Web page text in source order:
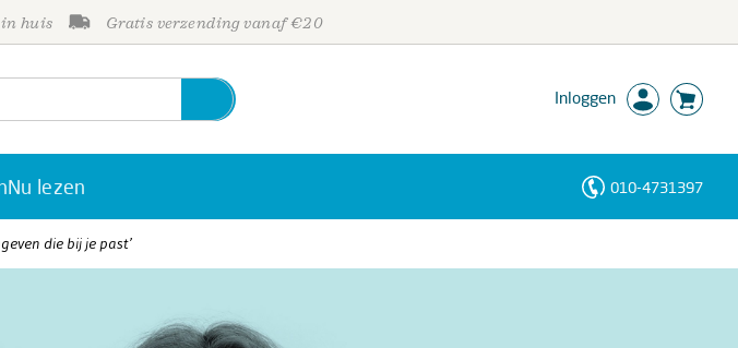
in huis Gratis verzending vanaf €20
Inloggen
Nu lezen 010-4731397
die bij je past’
Personen